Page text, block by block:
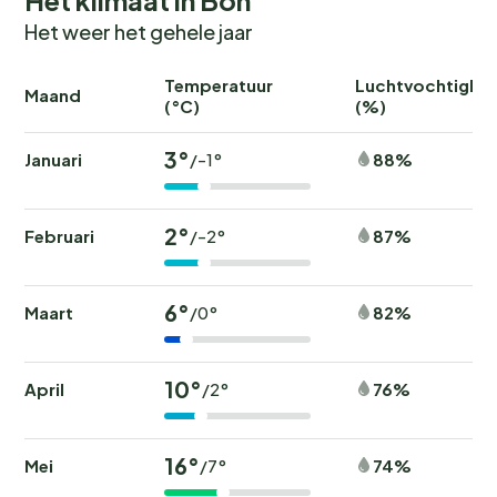
Het weer het gehele jaar
Maand
Temperatuur
(°C)
(%)
Januari 3°/-1° 88%
Februari 2°/-2° 87%
Maart 6°/0° 82%
April 10°/2° 76%
Mei 16°/7° 74%